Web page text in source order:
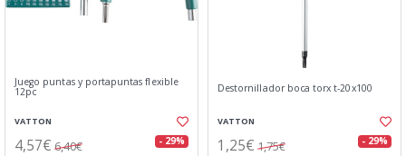
Juego puntas y portapuntas flexible
12pc
VATTON
4,57€ 6,40€ - 29%
Destornillador boca torx t-20x100
VATTON
1,25€ 1,75€ - 29%